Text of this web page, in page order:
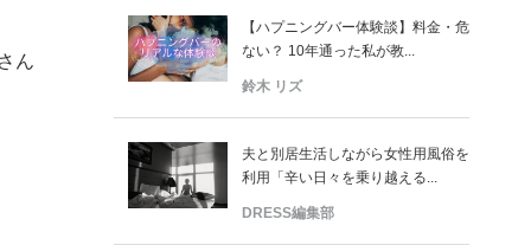
ん
【ハプニングバー体験談】料金・危
ない？ 10年通った私が教...
鈴木 リズ
夫と別居生活しながら女性用風俗を
利用「辛い日々を乗り越える...
DRESS編集部